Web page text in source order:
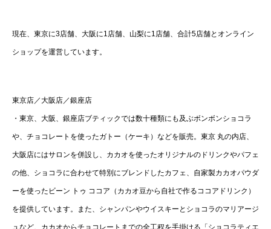
現在、東京に3店舗、大阪に1店舗、山梨に1店舗、合計5店舗とオンライン
ショップを運営しています。
東京店／大阪店／銀座店
・東京、大阪、銀座店ブティックでは数十種類にも及ぶボンボンショコラ
や、チョコレートを使ったガトー（ケーキ）などを販売。東京 丸の内店、
大阪店にはサロンを併設し、カカオを使ったオリジナルのドリンクやパフェ
の他、ショコラに合わせて特別にブレンドしたカフェ、自家製カカオパウダ
ーを使ったビーン トゥ ココア（カカオ豆から自社で作るココアドリンク）
を提供しています。また、シャンパンやウイスキーとショコラのマリアージ
ュなど、カカオからチョコレートまでの全工程を手掛ける「ショコラティエ